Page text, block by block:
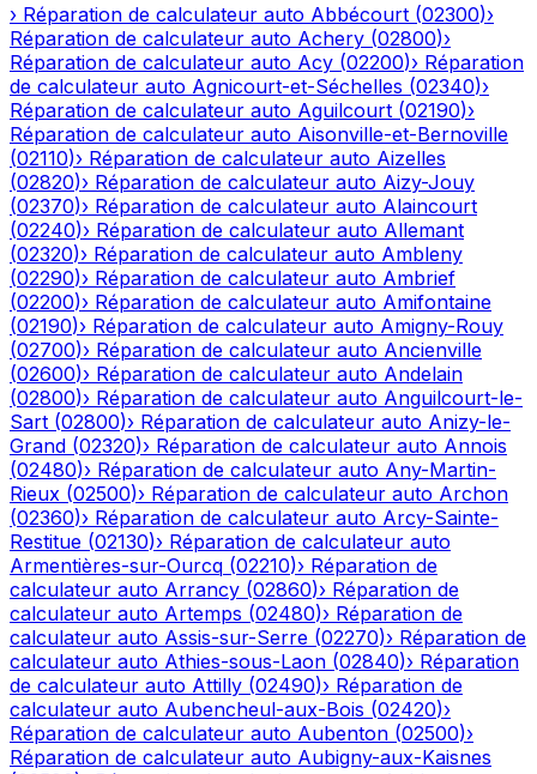
› Réparation de calculateur auto Abbécourt (02300)›
Réparation de calculateur auto Achery (02800)›
Réparation de calculateur auto Acy (02200)› Réparation
de calculateur auto Agnicourt-et-Séchelles (02340)›
Réparation de calculateur auto Aguilcourt (02190)›
Réparation de calculateur auto Aisonville-et-Bernoville
(02110)› Réparation de calculateur auto Aizelles
(02820)› Réparation de calculateur auto Aizy-Jouy
(02370)› Réparation de calculateur auto Alaincourt
(02240)› Réparation de calculateur auto Allemant
(02320)› Réparation de calculateur auto Ambleny
(02290)› Réparation de calculateur auto Ambrief
(02200)› Réparation de calculateur auto Amifontaine
(02190)› Réparation de calculateur auto Amigny-Rouy
(02700)› Réparation de calculateur auto Ancienville
(02600)› Réparation de calculateur auto Andelain
(02800)› Réparation de calculateur auto Anguilcourt-le-
Sart (02800)› Réparation de calculateur auto Anizy-le-
Grand (02320)› Réparation de calculateur auto Annois
(02480)› Réparation de calculateur auto Any-Martin-
Rieux (02500)› Réparation de calculateur auto Archon
(02360)› Réparation de calculateur auto Arcy-Sainte-
Restitue (02130)› Réparation de calculateur auto
Armentières-sur-Ourcq (02210)› Réparation de
calculateur auto Arrancy (02860)› Réparation de
calculateur auto Artemps (02480)› Réparation de
calculateur auto Assis-sur-Serre (02270)› Réparation de
calculateur auto Athies-sous-Laon (02840)› Réparation
de calculateur auto Attilly (02490)› Réparation de
calculateur auto Aubencheul-aux-Bois (02420)›
Réparation de calculateur auto Aubenton (02500)›
Réparation de calculateur auto Aubigny-aux-Kaisnes